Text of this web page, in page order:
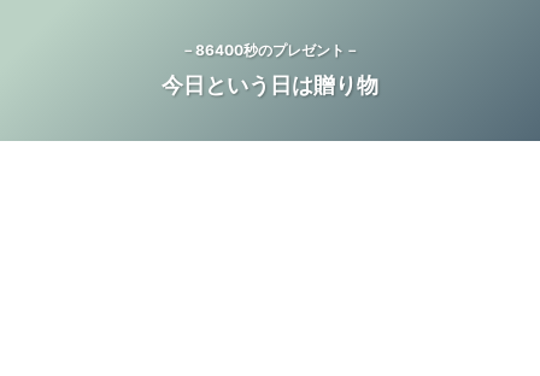
－86400秒のプレゼント－
今日という日は贈り物